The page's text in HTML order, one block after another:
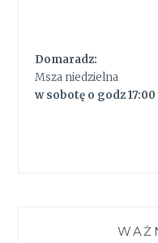
Domaradz:
Msza niedzielna
w sobotę o godz 17:00